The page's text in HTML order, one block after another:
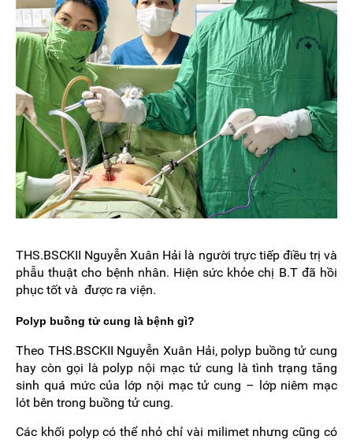
THS.BSCKII Nguyễn Xuân Hải là người trực tiếp điều trị và
phẫu thuật cho bệnh nhân. Hiện sức khỏe chị B.T đã hồi
phục tốt và được ra viện.
Polyp buồng tử cung là bệnh gì?
Theo THS.BSCKII Nguyễn Xuân Hải, polyp buồng tử cung
hay còn gọi là polyp nội mạc tử cung là tình trạng tăng
sinh quá mức của lớp nội mạc tử cung – lớp niêm mạc
lót bên trong buồng tử cung.
Các khối polyp có thể nhỏ chỉ vài milimet nhưng cũng có